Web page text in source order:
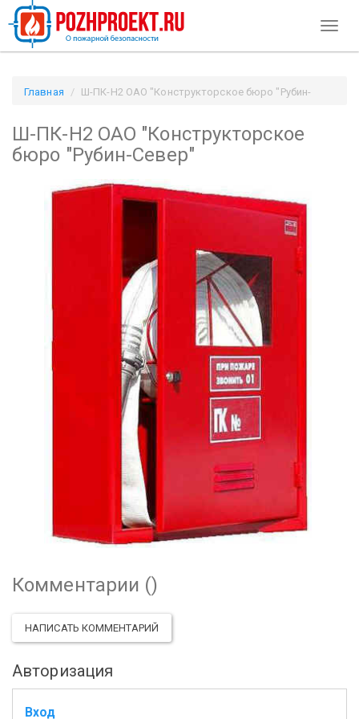
Главная
Ш-ПК-Н2 ОАО "Конструкторское бюро "Рубин-
Ш-ПК-Н2 ОАО "Конструкторское
бюро "Рубин-Север"
Комментарии ()
НАПИСАТЬ КОММЕНТАРИЙ
Авторизация
Вход